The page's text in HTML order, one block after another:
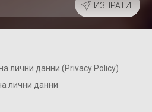
ИЗПРАТИ
лични данни (Privacy Policy)
лични данни